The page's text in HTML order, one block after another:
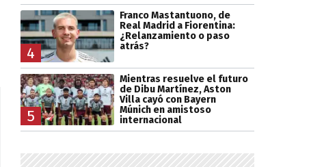
4
Franco Mastantuono, de
Real Madrid a Fiorentina:
¿Relanzamiento o paso
atrás?
5
Mientras resuelve el futuro
de Dibu Martínez, Aston
Villa cayó con Bayern
Múnich en amistoso
internacional